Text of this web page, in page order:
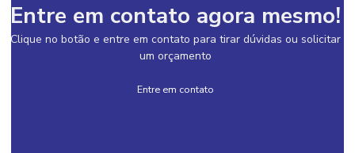
Gelato em sao paulo
Gelato e sorvete
Gelato sorvetes e açai
Gelato em sp
Entre em contato agora mesmo!
Clique no botão e entre em contato para tirar dúvidas ou solicitar
um orçamento
Entre em contato